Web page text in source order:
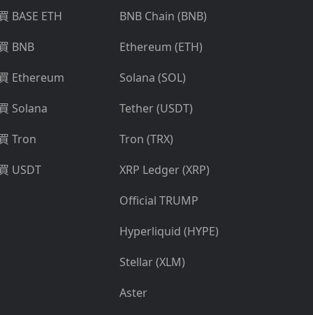
BASE ETH
BNB
Ethereum
Solana
Tron
USDT
BNB Chain (BNB)
Ethereum (ETH)
Solana (SOL)
Tether (USDT)
Tron (TRX)
XRP Ledger (XRP)
Official TRUMP
Hyperliquid (HYPE)
Stellar (XLM)
Aster